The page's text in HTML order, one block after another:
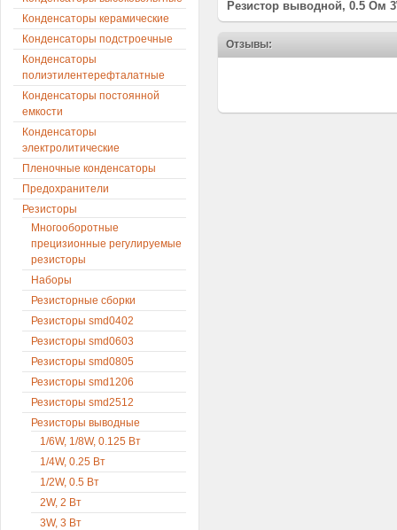
Резистор выводной, 0.5 Ом
Отзывы:
Конденсаторы керамические
Конденсаторы подстроечные
Конденсаторы
полиэтилентерефталатные
Конденсаторы постоянной
емкости
Конденсаторы
электролитические
Пленочные конденсаторы
Предохранители
Резисторы
Многооборотные
прецизионные регулируемые
резисторы
Наборы
Резисторные сборки
Резисторы smd0402
Резисторы smd0603
Резисторы smd0805
Резисторы smd1206
Резисторы smd2512
Резисторы выводные
1/6W, 1/8W, 0.125 Вт
1/4W, 0.25 Вт
1/2W, 0.5 Вт
2W, 2 Вт
3W, 3 Вт